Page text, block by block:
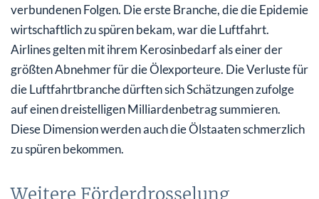
verbundenen Folgen. Die erste Branche, die die Epidemie
wirtschaftlich zu spüren bekam, war die Luftfahrt.
Airlines gelten mit ihrem Kerosinbedarf als einer der
größten Abnehmer für die Ölexporteure. Die Verluste für
die Luftfahrtbranche dürften sich Schätzungen zufolge
auf einen dreistelligen Milliardenbetrag summieren.
Diese Dimension werden auch die Ölstaaten schmerzlich
zu spüren bekommen.
Weitere Förderdrosselung